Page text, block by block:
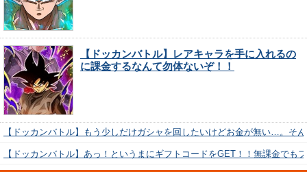
【ドッカンバトル】レアキャラを手に入れるの
に課金するなんて勿体ないぞ！！
【ドッカンバトル】もう少しだけガシャを回したいけどお金が無い…。そ
【ドッカンバトル】あっ！というまにギフトコードをGET！！無課金でも